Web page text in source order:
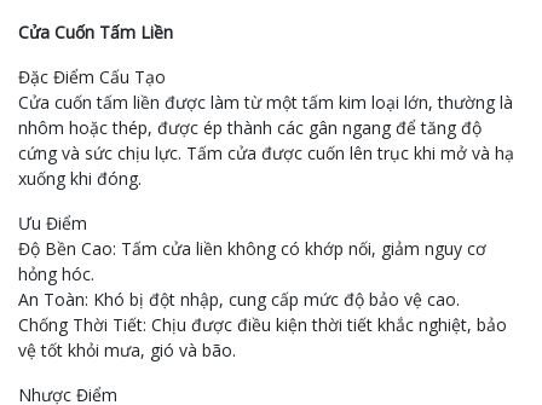
Cửa Cuốn Tấm Liền
Đặc Điểm Cấu Tạo
Cửa cuốn tấm liền được làm từ một tấm kim loại lớn, thường là
nhôm hoặc thép, được ép thành các gân ngang để tăng độ
cứng và sức chịu lực. Tấm cửa được cuốn lên trục khi mở và hạ
xuống khi đóng.
Ưu Điểm
Độ Bền Cao: Tấm cửa liền không có khớp nối, giảm nguy cơ
hỏng hóc.
An Toàn: Khó bị đột nhập, cung cấp mức độ bảo vệ cao.
Chống Thời Tiết: Chịu được điều kiện thời tiết khắc nghiệt, bảo
vệ tốt khỏi mưa, gió và bão.
Nhược Điểm